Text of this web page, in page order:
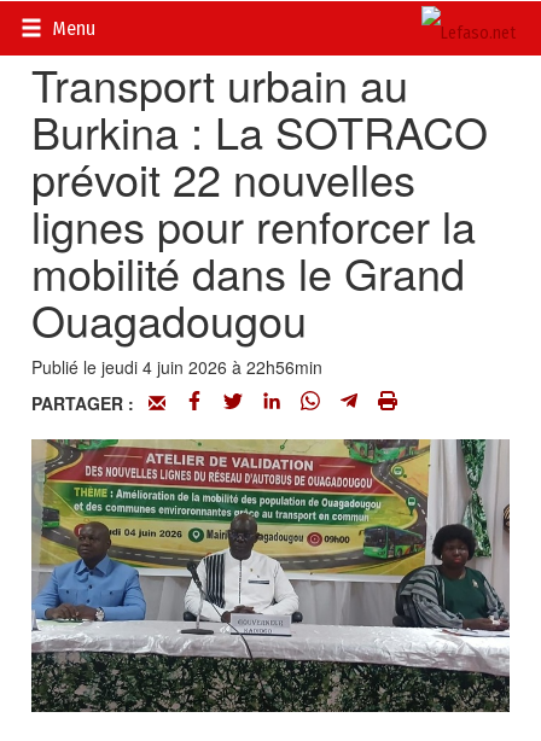
Menu
Accueil>
Transport urbain au
Burkina : La SOTRACO
prévoit 22 nouvelles
lignes pour renforcer la
mobilité dans le Grand
Ouagadougou
Publié le jeudi 4 juin 2026 à 22h56min
PARTAGER :